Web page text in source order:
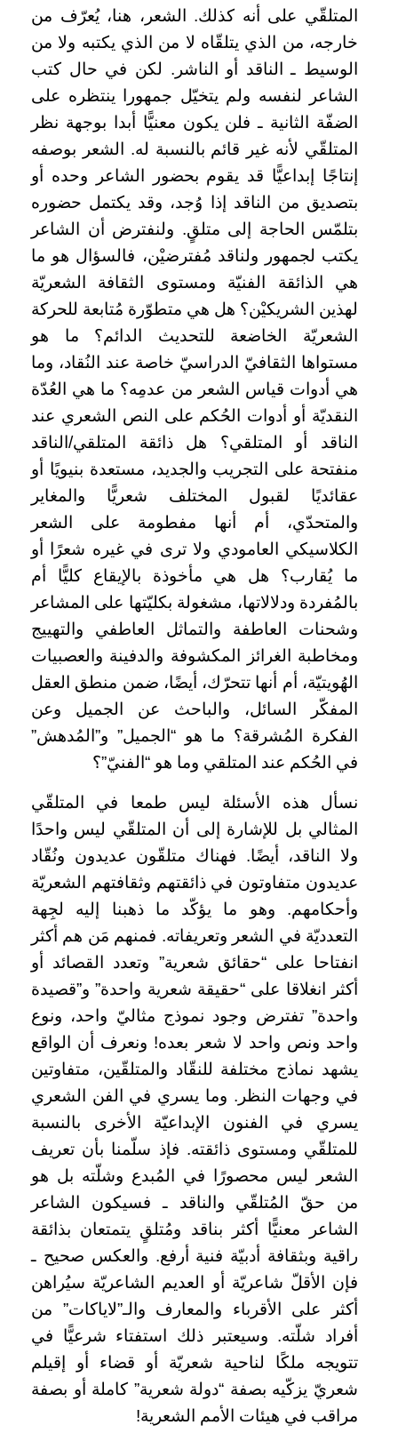
المتلقّي على أنه كذلك. الشعر، هنا، يُعرّف من
خارجه، من الذي يتلقّاه لا من الذي يكتبه ولا من
الوسيط ـ الناقد أو الناشر. لكن في حال كتب
الشاعر لنفسه ولم يتخيّل جمهورا ينتظره على
الضفّة الثانية ـ فلن يكون معنيًّا أبدا بوجهة نظر
المتلقّي لأنه غير قائم بالنسبة له. الشعر بوصفه
إنتاجًا إبداعيًّا قد يقوم بحضور الشاعر وحده أو
بتصديق من الناقد إذا وُجد، وقد يكتمل حضوره
بتلمّس الحاجة إلى متلقٍ. ولنفترض أن الشاعر
يكتب لجمهور ولناقد مُفترضيْن، فالسؤال هو ما
هي الذائقة الفنيّة ومستوى الثقافة الشعريّة
لهذين الشريكيْن؟ هل هي متطوّرة مُتابعة للحركة
الشعريّة الخاضعة للتحديث الدائم؟ ما هو
مستواها الثقافيّ الدراسيّ خاصة عند النُقاد، وما
هي أدوات قياس الشعر من عدمِه؟ ما هي العُدّة
النقديّة أو أدوات الحُكم على النص الشعري عند
الناقد أو المتلقي؟ هل ذائقة المتلقي/الناقد
منفتحة على التجريب والجديد، مستعدة بنيويًا أو
عقائديًا لقبول المختلف شعريًّا والمغاير
والمتحدّي، أم أنها مفطومة على الشعر
الكلاسيكي العامودي ولا ترى في غيره شعرًا أو
ما يُقارب؟ هل هي مأخوذة بالإيقاع كليًّا أم
بالمُفردة ودلالاتها، مشغولة بكليّتها على المشاعر
وشحنات العاطفة والتماثل العاطفي والتهييج
ومخاطبة الغرائز المكشوفة والدفينة والعصبيات
الهُويتيّة، أم أنها تتحرّك، أيضًا، ضمن منطق العقل
المفكّر السائل، والباحث عن الجميل وعن
الفكرة المُشرقة؟ ما هو “الجميل” و”المُدهش”
في الحُكم عند المتلقي وما هو “الفنيّ”؟
نسأل هذه الأسئلة ليس طمعا في المتلقّي
المثالي بل للإشارة إلى أن المتلقّي ليس واحدًا
ولا الناقد، أيضًا. فهناك متلقّون عديدون ونُقّاد
عديدون متفاوتون في ذائقتهم وثقافتهم الشعريّة
وأحكامهم. وهو ما يؤكّد ما ذهبنا إليه لجِهة
التعدديّة في الشعر وتعريفاته. فمنهم مَن هم أكثر
انفتاحا على “حقائق شعرية” وتعدد القصائد أو
أكثر انغلاقا على “حقيقة شعرية واحدة” و”قصيدة
واحدة” تفترض وجود نموذج مثاليّ واحد، ونوع
واحد ونص واحد لا شعر بعده! ونعرف أن الواقع
يشهد نماذج مختلفة للنقّاد والمتلقّين، متفاوتين
في وجهات النظر. وما يسري في الفن الشعري
يسري في الفنون الإبداعيّة الأخرى بالنسبة
للمتلقّي ومستوى ذائقته. فإذ سلّمنا بأن تعريف
الشعر ليس محصورًا في المُبدع وشلّته بل هو
من حقّ المُتلقّي والناقد ـ فسيكون الشاعر
الشاعر معنيًّا أكثر بناقد ومُتلقٍ يتمتعان بذائقة
راقية وبثقافة أدبيّة فنية أرفع. والعكس صحيح ـ
فإن الأقلّ شاعريّة أو العديم الشاعريّة سيُراهن
أكثر على الأقرباء والمعارف والـ”لاياكات” من
أفراد شلّته. وسيعتبر ذلك استفتاء شرعيًّا في
تتويجه ملكًا لناحية شعريّة أو قضاء أو إقيلم
شعريّ يزكّيه بصفة “دولة شعرية” كاملة أو بصفة
مراقب في هيئات الأمم الشعرية!